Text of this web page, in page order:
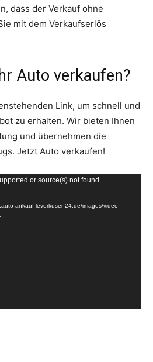
dass der Verkauf ohne
mit dem Verkaufserlös
Auto verkaufen?
Link, um schnell und
zu erhalten. Wir bieten Ihnen
und übernehmen die
Jetzt Auto verkaufen!
or source(s) not found
ankauf-leverkusen24.de/images/video-